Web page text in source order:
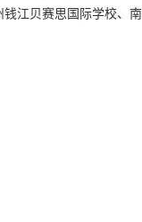
江贝赛思国际学校、